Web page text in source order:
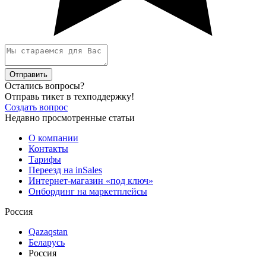
Отправить
Остались вопросы?
Отправь тикет в техподдержку!
Создать вопрос
Недавно просмотренные статьи
О компании
Контакты
Тарифы
Переезд на inSales
Интернет-магазин «под ключ»
Онбординг на маркетплейсы
Россия
Qazaqstan
Беларусь
Россия